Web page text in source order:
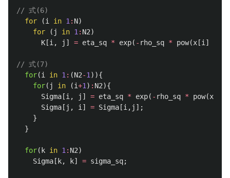
// 式(6)
for
(i in 1 : N)
for
( j in 1 : N2)
K [i , j ] = eta_sq * exp( - rho_sq * pow(x [i ]
// 式(7)
for(i in 1 : (N2-1 )){
for( j in (i+1 ) : N2){
Sigma [i , j ] = eta_sq * exp( - rho_sq * pow(x2
Sigma [ j , i ] = Sigma [i , j ];
}
}
for( k in 1 : N2)
Sigma [ k, k] = sigma_sq;